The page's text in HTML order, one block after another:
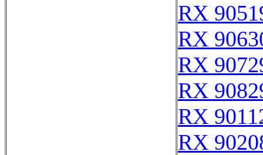
RX
RX
RX
RX
RX
RX